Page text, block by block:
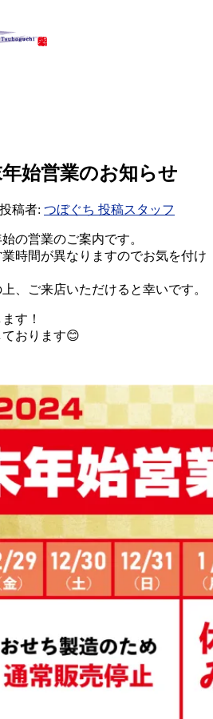
始営業のお知らせ
投稿者: つぼぐち 投稿スタッフ
の営業のご案内です。
時間が異なりますのでお気を付け
、ご来店いただけると幸いです。
す！
おります😊